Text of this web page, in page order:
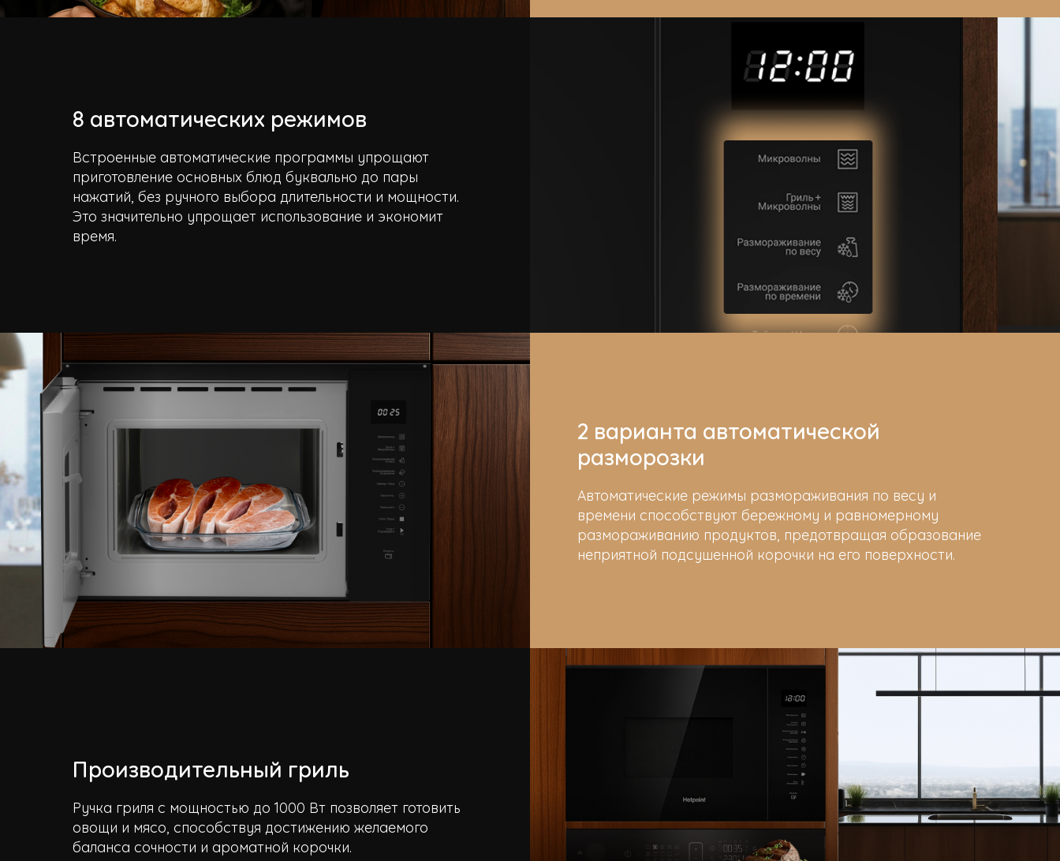
8 автоматических режимов
Встроенные автоматические программы упрощают
приготовление основных блюд буквально до пары
нажатий, без ручного выбора длительности и мощности.
Это значительно упрощает использование и экономит
время.
2 варианта автоматической
разморозки
Автоматические режимы размораживания по весу и
времени способствуют бережному и равномерному
размораживанию продуктов, предотвращая образование
неприятной подсушенной корочки на его поверхности.
Производительный гриль
Ручка гриля с мощностью до 1000 Вт позволяет готовить
овощи и мясо, способствуя достижению желаемого
баланса сочности и ароматной корочки.